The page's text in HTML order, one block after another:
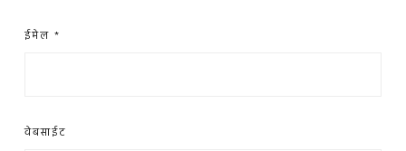
ईमेल *
वेबसाईट